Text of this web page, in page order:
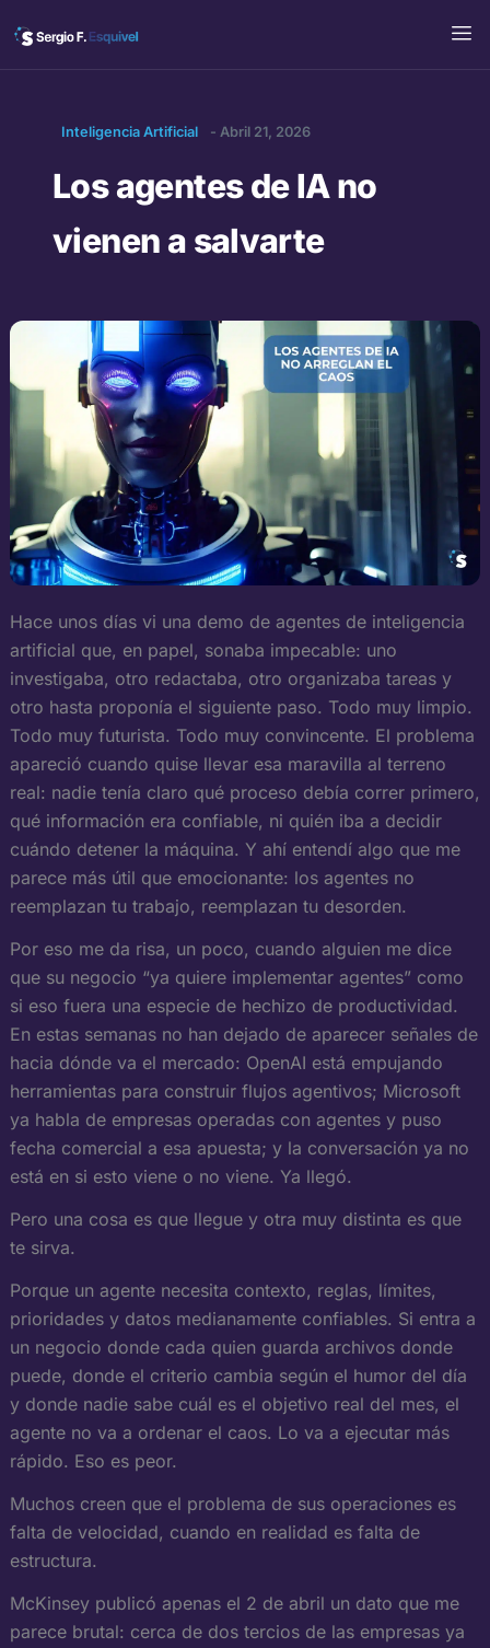
Inteligencia Artificial - Abril 21, 2026
Los agentes de IA no
vienen a salvarte
Hace unos días vi una demo de agentes de inteligencia
artificial que, en papel, sonaba impecable: uno
investigaba, otro redactaba, otro organizaba tareas y
otro hasta proponía el siguiente paso. Todo muy limpio.
Todo muy futurista. Todo muy convincente. El problema
apareció cuando quise llevar esa maravilla al terreno
real: nadie tenía claro qué proceso debía correr primero,
qué información era confiable, ni quién iba a decidir
cuándo detener la máquina. Y ahí entendí algo que me
parece más útil que emocionante: los agentes no
reemplazan tu trabajo, reemplazan tu desorden.
Por eso me da risa, un poco, cuando alguien me dice
que su negocio “ya quiere implementar agentes” como
si eso fuera una especie de hechizo de productividad.
En estas semanas no han dejado de aparecer señales de
hacia dónde va el mercado: OpenAI está empujando
herramientas para construir flujos agentivos; Microsoft
ya habla de empresas operadas con agentes y puso
fecha comercial a esa apuesta; y la conversación ya no
está en si esto viene o no viene. Ya llegó.
Pero una cosa es que llegue y otra muy distinta es que
te sirva.
Porque un agente necesita contexto, reglas, límites,
prioridades y datos medianamente confiables. Si entra a
un negocio donde cada quien guarda archivos donde
puede, donde el criterio cambia según el humor del día
y donde nadie sabe cuál es el objetivo real del mes, el
agente no va a ordenar el caos. Lo va a ejecutar más
rápido. Eso es peor.
Muchos creen que el problema de sus operaciones es
falta de velocidad, cuando en realidad es falta de
estructura.
McKinsey publicó apenas el 2 de abril un dato que me
parece brutal: cerca de dos tercios de las empresas ya